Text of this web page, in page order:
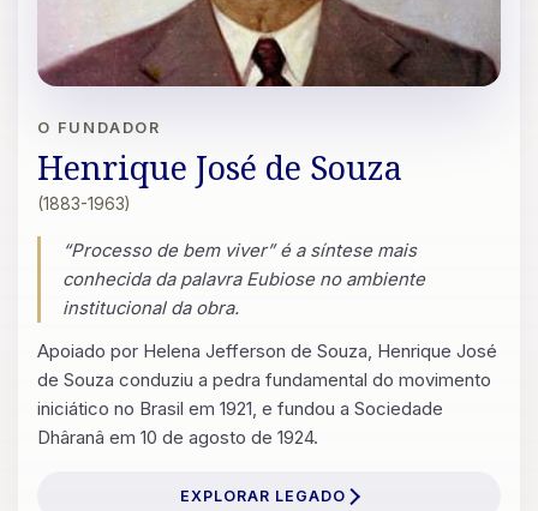
O FUNDADOR
Henrique José de Souza
(1883-1963)
“Processo de bem viver” é a síntese mais
conhecida da palavra Eubiose no ambiente
institucional da obra.
Apoiado por Helena Jefferson de Souza, Henrique José
de Souza conduziu a pedra fundamental do movimento
iniciático no Brasil em 1921, e fundou a Sociedade
Dhâranâ em 10 de agosto de 1924.
EXPLORAR LEGADO